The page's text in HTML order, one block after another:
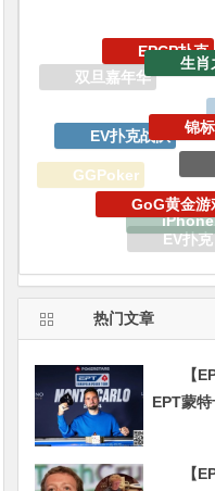
APT亚
EV专属大宝箱
GGPoker
EV扑克战队
锦标
GoG黄金游
热门文章
【
EPT蒙
Adrian
【